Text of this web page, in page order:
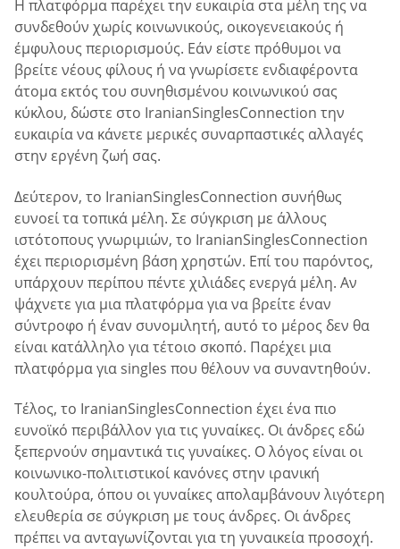
Η πλατφόρμα παρέχει την ευκαιρία στα μέλη της να
συνδεθούν χωρίς κοινωνικούς, οικογενειακούς ή
έμφυλους περιορισμούς. Εάν είστε πρόθυμοι να
βρείτε νέους φίλους ή να γνωρίσετε ενδιαφέροντα
άτομα εκτός του συνηθισμένου κοινωνικού σας
κύκλου, δώστε στο IranianSinglesConnection την
ευκαιρία να κάνετε μερικές συναρπαστικές αλλαγές
στην εργένη ζωή σας.
Δεύτερον, το IranianSinglesConnection συνήθως
ευνοεί τα τοπικά μέλη. Σε σύγκριση με άλλους
ιστότοπους γνωριμιών, το IranianSinglesConnection
έχει περιορισμένη βάση χρηστών. Επί του παρόντος,
υπάρχουν περίπου πέντε χιλιάδες ενεργά μέλη. Αν
ψάχνετε για μια πλατφόρμα για να βρείτε έναν
σύντροφο ή έναν συνομιλητή, αυτό το μέρος δεν θα
είναι κατάλληλο για τέτοιο σκοπό. Παρέχει μια
πλατφόρμα για singles που θέλουν να συναντηθούν.
Τέλος, το IranianSinglesConnection έχει ένα πιο
ευνοϊκό περιβάλλον για τις γυναίκες. Οι άνδρες εδώ
ξεπερνούν σημαντικά τις γυναίκες. Ο λόγος είναι οι
κοινωνικο-πολιτιστικοί κανόνες στην ιρανική
κουλτούρα, όπου οι γυναίκες απολαμβάνουν λιγότερη
ελευθερία σε σύγκριση με τους άνδρες. Οι άνδρες
πρέπει να ανταγωνίζονται για τη γυναικεία προσοχή.